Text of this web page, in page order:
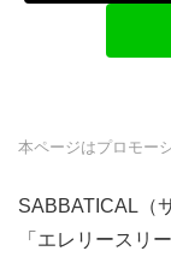
本ページはプロモー
SABBATICAL（
「エレリースリ